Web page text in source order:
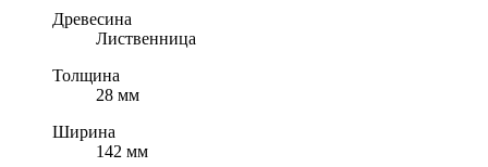
Древесина
Лиственница
Толщина
28 мм
Ширина
142 мм